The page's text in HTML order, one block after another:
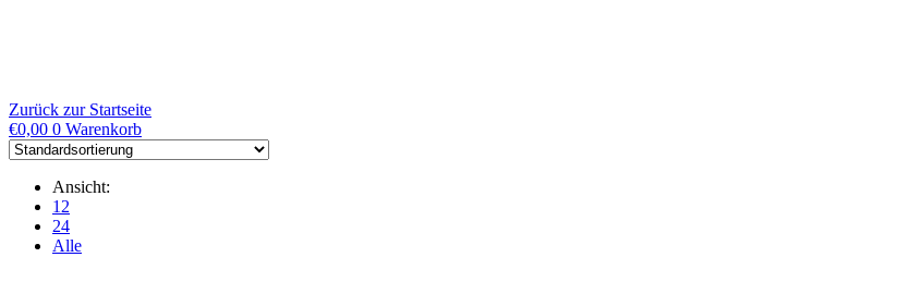
Zurück zur Startseite
€0,00 0 Warenkorb
Ansicht:
12
24
Alle